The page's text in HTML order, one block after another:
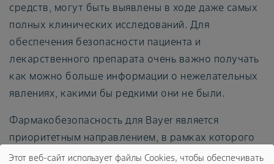
средств, могут быть выявлены в ходе даже самых
полных клинических исследований. Для
обеспечения безопасности пациента и
лекарственного препарата очень важно получать
как можно больше информации о нежелательных
явлениях, какими бы редкими они не были.
Фармакобезопасность для Bayer является
приоритетным направлением, в рамках которого
осуществляется взаимодействие с
Этот веб-сайт использует файлы Cookies, чтобы обеспечивать